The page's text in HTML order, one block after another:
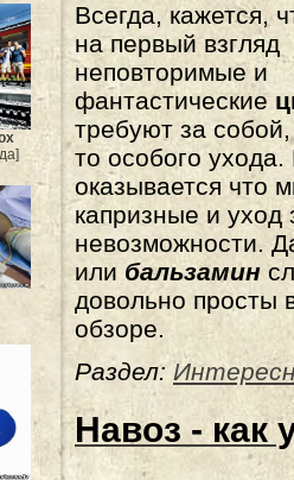
Всегда, кажется,
на первый взгляд
неповторимые и
фантастические
требуют за собой,
то особого
оказывается что
капризные и уход
невозможности.
или бальзамин
довольно просты
обзоре.
Раздел:
Навоз - как